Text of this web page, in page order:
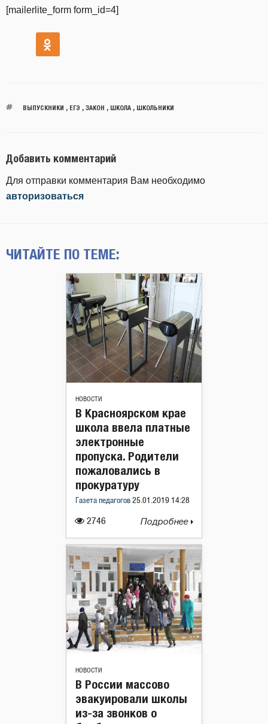
[mailerlite_form form_id=4]
ВЫПУСКНИКИ , ЕГЭ , ЗАКОН , ШКОЛА, ШКОЛЬНИКИ
Добавить комментарий
Для отправки комментария Вам необходимо
авторизоваться
ЧИТАЙТЕ ПО ТЕМЕ:
НОВОСТИ
2746
В Красноярском крае
школа ввела платные
электронные
пропуска. Родители
пожаловались в
прокуратуру
Газета педагогов 25.01.2019 14:28
Подробнее
НОВОСТИ
В России массово
эвакуировали школы
из-за звонков о